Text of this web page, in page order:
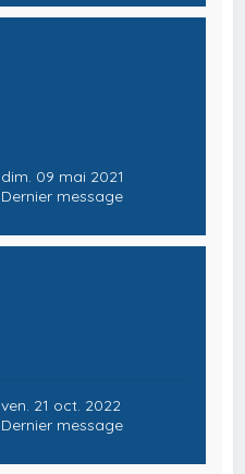
dim. 09 mai 2021
Dernier message
ven. 21 oct. 2022
Dernier message